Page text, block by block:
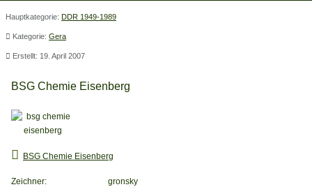
Hauptkategorie: DDR 1949-1989
Kategorie: Gera
Erstellt: 19. April 2007
BSG Chemie Eisenberg
BSG Chemie Eisenberg
Zeichner: gronsky